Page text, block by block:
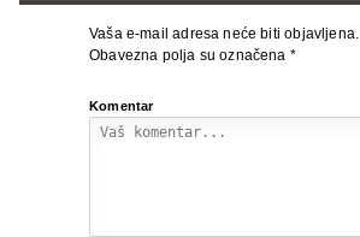
Vaša e-mail adresa neće biti objavljena.
Obavezna polja su označena *
Komentar